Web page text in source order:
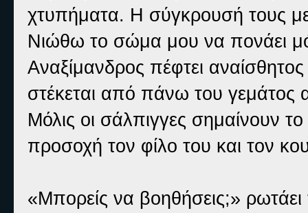
χτυπήματα. Η σύγκρουσή τους
Νιώθω το σώμα μου να πονάει
Αναξίμανδρος πέφτει
στέκεται από πάνω του γεμάτος
Μόλις οι σάλπιγγες σημαίνουν
προσοχή τον φίλο του και τον
«Μπορείς να βοηθήσεις;»